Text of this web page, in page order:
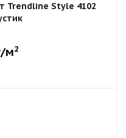
Trendline Style 4102
м2